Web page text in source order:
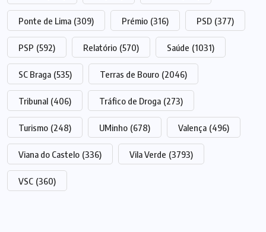
Ponte de Lima (309) Prémio (316) PSD (377)
PSP (592) Relatório (570) Saúde (1031)
SC Braga (535) Terras de Bouro (2046)
Tribunal (406) Tráfico de Droga (273)
Turismo (248) UMinho (678) Valença (496)
Viana do Castelo (336) Vila Verde (3793)
VSC (360)